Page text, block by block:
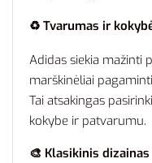
♻️ Tvarumas ir
Adidas siekia mažinti
marškinėliai
Tai atsakingas
kokybe ir patvarumu.
🎨 Klasikinis dizainas